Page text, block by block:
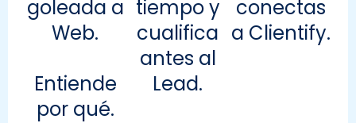
goleada a
Web.
Entiende
por qué.
tiempo y
cualifica
antes al
Lead.
conectas
a Clientify.